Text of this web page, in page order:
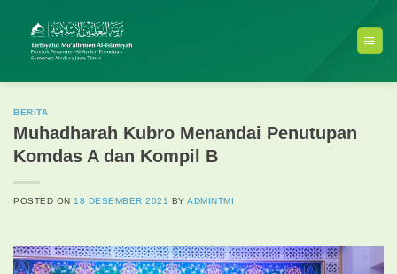
content
BERITA
Muhadharah Kubro Menandai Penutupan
Komdas A dan Kompil B
POSTED ON 18 DESEMBER 2021 BYADMINTMI